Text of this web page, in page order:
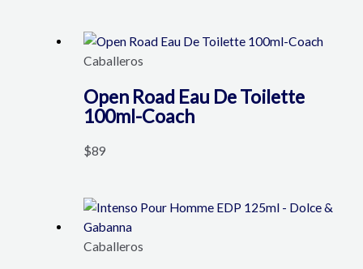
Caballeros
Open Road Eau De Toilette
100ml-Coach
$89
Caballeros